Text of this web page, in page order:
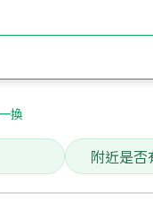
換
附近是否